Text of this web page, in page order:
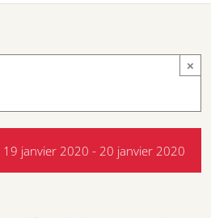
×
19 janvier 2020 -20 janvier 2020